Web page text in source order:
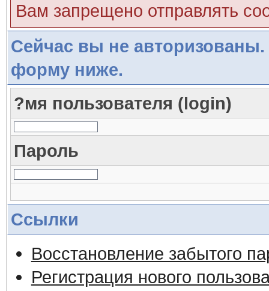
Вам запрещено отправлять
Сейчас вы не авторизованы.
форму ниже.
?мя пользователя (login)
Пароль
Ссылки
Восстановление забытого
Регистрация нового